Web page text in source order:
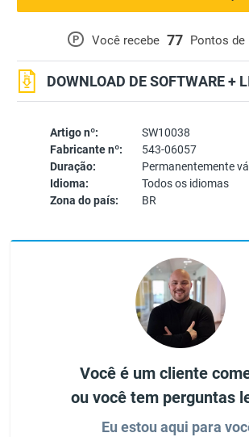
Artigo nº:
SW10038
Fabricante nº:
543-06057
Duração:
Permanentemente
Idioma:
Todos os idiomas
Zona do país:
BR
P Você recebe 77 Pontos de
DOWNLOAD DE SOFTWARE +
Você é um cliente
ou você tem perguntas
Eu estou aqui para